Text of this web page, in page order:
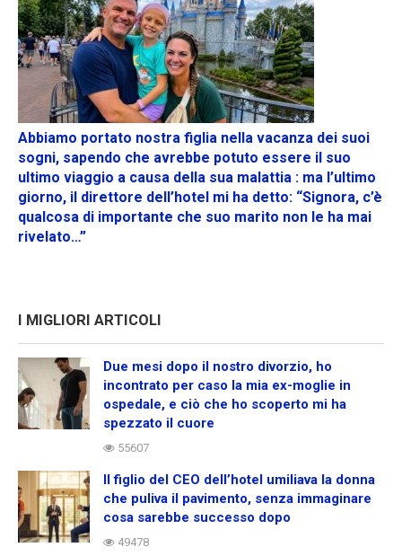
Abbiamo portato nostra figlia nella vacanza dei suoi
sogni, sapendo che avrebbe potuto essere il suo
ultimo viaggio a causa della sua malattia : ma l’ultimo
giorno, il direttore dell’hotel mi ha detto: “Signora, c’è
qualcosa di importante che suo marito non le ha mai
rivelato…”
I MIGLIORI ARTICOLI
Due mesi dopo il nostro divorzio, ho
incontrato per caso la mia ex-moglie in
ospedale, e ciò che ho scoperto mi ha
spezzato il cuore
55607
Il figlio del CEO dell’hotel umiliava la donna
che puliva il pavimento, senza immaginare
cosa sarebbe successo dopo
49478